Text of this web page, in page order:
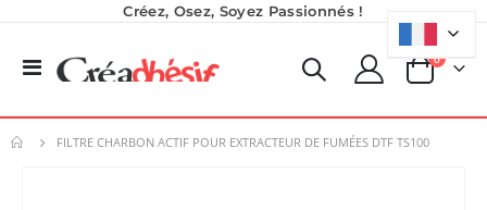
Créez, Osez, Soyez Passionnés !
Basculer
Panier
0produits
FILTRE CHARBON ACTIF POUR EXTRACTEUR DE FUMÉES DTF TS100